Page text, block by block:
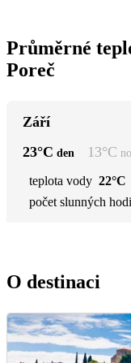
Průměrné
Poreč
Září
23°C den 13°C
teplota vody 22°C
počet slunných
O destinaci